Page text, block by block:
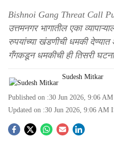
Bishnoi Gang Threat Call
उत्तमनगर भागातील एका
रुपयांच्या खंडणीची धमकी
गँगकडून धमकीची ही तिसरी
Sudesh Mitkar
Published on :30 Jun 2026, 9:06 AM
Updated on :30 Jun 2026, 9:06 AM
S